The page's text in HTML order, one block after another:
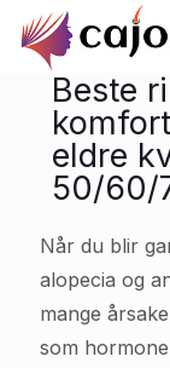
Beste
eldre
50/60/
Når du blir
alopecia og
mange
som